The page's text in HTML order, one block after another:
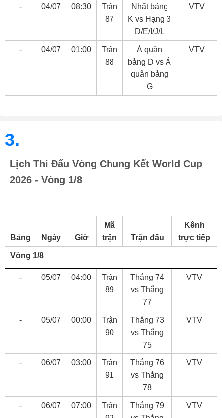
- 04/07 08:30
Trận
87
Nhất bảng
K vs Hạng 3
D/E/I/J/L
VTV
- 04/07 01:00
Trận
88
Á quân
bảng D vs Á
quân bảng
G
VTV
3.
Lịch Thi Đấu Vòng Chung Kết World Cup
2026 - Vòng 1/8
Bảng Ngày Giờ
Mã
trận
Trận đấu
Kênh
trực tiếp
Vòng 1/8
- 05/07 04:00
Trận
89
Thắng 74
vs Thắng
77
VTV
- 05/07 00:00
Trận
90
Thắng 73
vs Thắng
75
VTV
- 06/07 03:00
Trận
91
Thắng 76
vs Thắng
78
VTV
- 06/07 07:00
Trận
Thắng 79
VTV